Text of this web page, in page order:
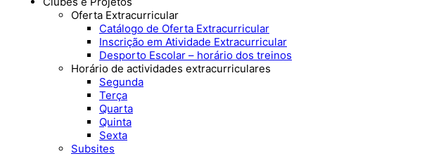
Oferta Extracurricular
Catálogo de Oferta Extracurricular
Inscrição em Atividade Extracurricular
Desporto Escolar – horário dos treinos
Horário de actividades extracurriculares
Segunda
Terça
Quarta
Quinta
Sexta
Subsites